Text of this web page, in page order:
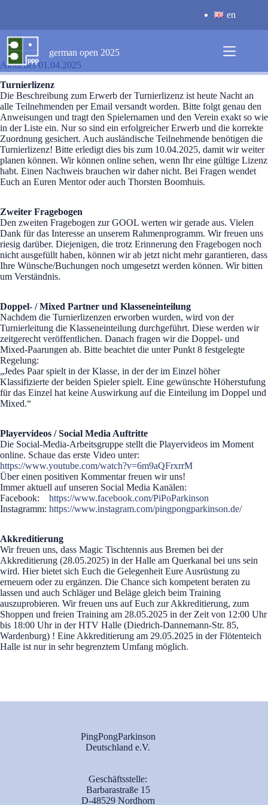
en
german open 2025
Aktuelles 01.04.2025
Turnierlizenz
Die Beschreibung zum Erwerb der Turnierlizenz ist heute Nacht an
alle Teilnehmenden per Email versandt worden. Bitte folgt genau den
Anweisungen und tragt den Spielernamen und den Verein exakt so wie
in der Liste ein. Nur so sind ein erfolgreicher Erwerb und die korrekte
Zuordnung gesichert. Auch ausländische Teilnehmende benötigen die
Turnierlizenz! Bitte erledigt dies bis zum 10.04.2025, damit wir weiter
planen können. Wir können online sehen, wenn Ihr eine gültige Lizenz
habt. Einen Nachweis brauchen wir daher nicht. Bei Fragen wendet
Euch an Euren Mentor oder auch Thorsten Boomhuis.
Zweiter Fragebogen
Den zweiten Fragebogen zur GOOL werten wir gerade aus. Vielen
Dank für das Interesse an unserem Rahmenprogramm. Wir freuen uns
riesig darüber. Diejenigen, die trotz Erinnerung den Fragebogen noch
nicht ausgefüllt haben, können wir ab jetzt nicht mehr garantieren, dass
Ihre Wünsche/Buchungen noch umgesetzt werden können. Wir bitten
um Verständnis.
Doppel- / Mixed Partner und Klasseneinteilung
Nachdem die Turnierlizenzen erworben wurden, wird von der
Turnierleitung die Klasseneinteilung durchgeführt. Diese werden wir
zeitgerecht veröffentlichen. Danach fragen wir die Doppel- und
Mixed-Paarungen ab. Bitte beachtet die unter Punkt 8 festgelegte
Regelung:
„Jedes Paar spielt in der Klasse, in der der im Einzel höher
Klassifizierte der beiden Spieler spielt. Eine gewünschte Höherstufung
für das Einzel hat keine Auswirkung auf die Einteilung im Doppel und
Mixed.“
Playervideos / Social Media Auftritte
Die Social-Media-Arbeitsgruppe stellt die Playervideos im Moment
online. Schaue das erste Video unter:
https://www.youtube.com/watch?v=6m9aQFrxrrM
Über einen positiven Kommentar freuen wir uns!
Immer aktuell auf unseren Social Media Kanälen:
Facebook: https://www.facebook.com/PiPoParkinson
Instagramm: https://www.instagram.com/pingpongparkinson.de/
Akkreditierung
Wir freuen uns, dass Magic Tischtennis aus Bremen bei der
Akkreditierung (28.05.2025) in der Halle am Querkanal bei uns sein
wird. Hier bietet sich Euch die Gelegenheit Eure Ausrüstung zu
erneuern oder zu ergänzen. Die Chance sich kompetent beraten zu
lassen und auch Schläger und Beläge gleich beim Training
auszuprobieren. Wir freuen uns auf Euch zur Akkreditierung, zum
Shoppen und freien Training am 28.05.2025 in der Zeit von 12:00 Uhr
bis 18:00 Uhr in der HTV Halle (Diedrich-Dannemann-Str. 85,
Wardenburg) ! Eine Akkreditierung am 29.05.2025 in der Flötenteich
Halle ist nur in sehr begrenztem Umfang möglich.
PingPongParkinson
Deutschland e.V.
Geschäftsstelle:
Barbarastraße 15
D-48529 Nordhorn